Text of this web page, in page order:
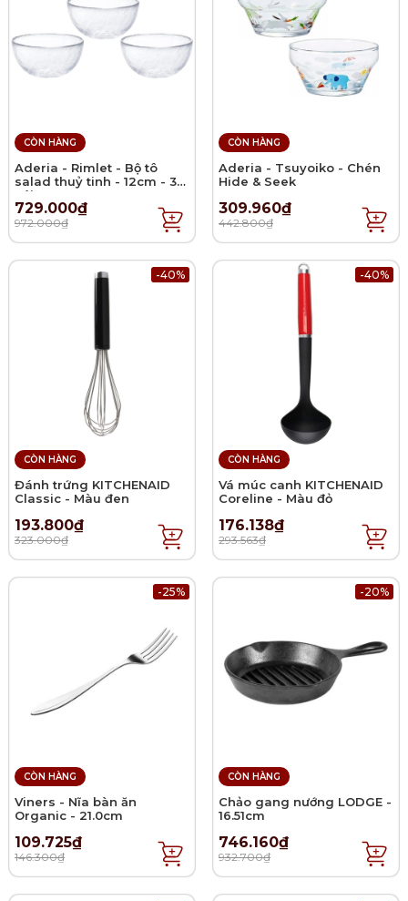
CÒN HÀNG
Aderia - Rimlet - Bộ tô
salad thuỷ tinh - 12cm - 3
cái
729.000₫
972.000₫
CÒN HÀNG
Aderia - Tsuyoiko - Chén
Hide & Seek
309.960₫
442.800₫
-40%
CÒN HÀNG
Đánh trứng KITCHENAID
Classic - Màu đen
193.800₫
323.000₫
-40%
CÒN HÀNG
Vá múc canh KITCHENAID
Coreline - Màu đỏ
176.138₫
293.563₫
-25%
CÒN HÀNG
Viners - Nĩa bàn ăn
Organic - 21.0cm
109.725₫
146.300₫
-20%
CÒN HÀNG
Chảo gang nướng LODGE -
16.51cm
746.160₫
932.700₫